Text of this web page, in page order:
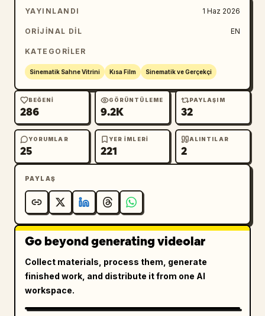
YAYINLANDI 1 Haz 2026
ORIJINAL DIL EN
KATEGORILER
Sinematik Sahne Vitrini Kısa Film Sinematik ve Gerçekçi
BEĞENI
286
GÖRÜNTÜLEME
9.2K
PAYLAŞIM
32
YORUMLAR
25
YER IMLERI
221
ALINTILAR
2
PAYLAŞ
Go beyond generating videolar
Collect materials, process them, generate
finished work, and distribute it from one AI
workspace.